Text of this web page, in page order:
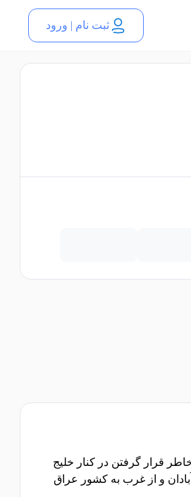
ثبت نام | ورود
مربع مساحت دارد. این شهر که به خاطر قرار گرفتن در کنار خلیج
اهواز، از جنوب به آبادان و از غرب به کشور عراق